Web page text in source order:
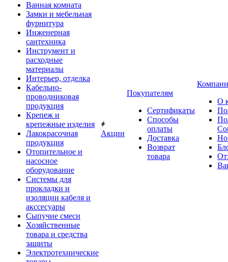
Ванная комната
Замки и мебельная
фурнитура
Инженерная
сантехника
Инструмент и
расходные
материалы
Интерьер, отделка
Кабельно-
проводниковая
продукция
Крепеж и
крепежные изделия
Лакокрасочная
продукция
Отопительное и
насосное
оборудование
Системы для
прокладки и
изоляции кабеля и
акссесуары
Сыпучие смеси
Хозяйственные
товара и средства
защиты
Электротехнические
Акции
Покупателям
Сертификаты
Способы
оплаты
Доставка
Возврат
товара
О